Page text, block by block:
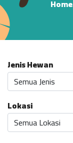
Home
Jenis Hewan
Lokasi